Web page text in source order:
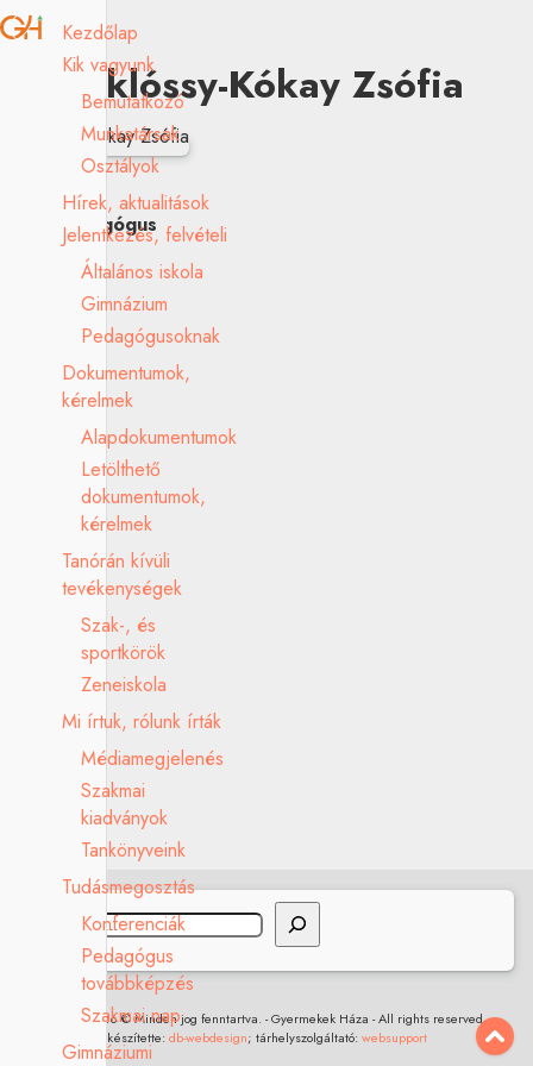
Kezdőlap
Kik vagyunk
Bemutatkozó
Munkatársak
Osztályok
Hírek, aktualitások
Jelentkezés, felvételi
Általános iskola
Gimnázium
Pedagógusoknak
Dokumentumok,
kérelmek
Alapdokumentumok
Letölthető
dokumentumok,
kérelmek
Tanórán kívüli
tevékenységek
Szak-, és
sportkörök
Zeneiskola
Mi írtuk, rólunk írták
Médiamegjelenés
Szakmai
kiadványok
Tankönyveink
Tudásmegosztás
Konferenciák
Pedagógus
továbbképzés
Szakmai nap
Gimnáziumi
Siklóssy-Kókay Zsófia
gyógypedagógus
Keresés
2017 - 2026 © Minden jog fenntartva. - Gyermekek Háza - All rights reserved.
készítette: db-webdesign; tárhelyszolgáltató: websupport